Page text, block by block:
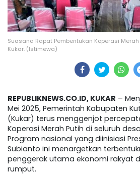
Suasana Rapat Pembentukan Koperasi
Kukar. (Istimewa)
REPUBLIKNEWS.CO.ID, KUKAR –
Mei 2025, Pemerintah Kabupaten
(Kukar) terus menggenjot
Koperasi Merah Putih di seluruh
Program nasional yang diinisiasi
Subianto ini menargetkan
penggerak utama ekonomi rakyat
rumput.